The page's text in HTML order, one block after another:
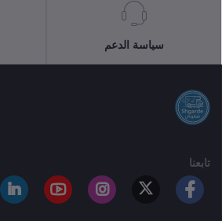
سياسة الدعم
تابعنا